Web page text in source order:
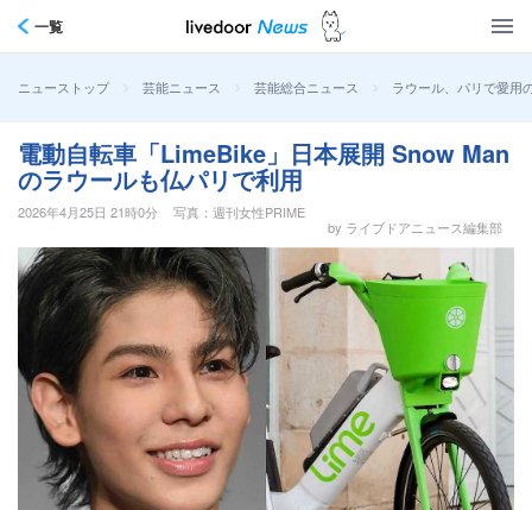
一覧
ニューストップ > 芸能ニュース > 芸能総合ニュース > ラウール、パリで愛用
電動自転車「LimeBike」日本展開 Snow Man
のラウールも仏パリで利用
2026年4月25日 21時0分
写真：週刊女性PRIME
by ライブドアニュース編集部